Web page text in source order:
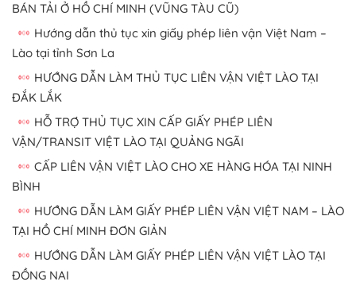
BÁN TẢI Ở HỒ CHÍ MINH (VŨNG TÀU CŨ)
Hướng dẫn thủ tục xin giấy phép liên vận Việt Nam –
Lào tại tỉnh Sơn La
HƯỚNG DẪN LÀM THỦ TỤC LIÊN VẬN VIỆT LÀO TẠI
ĐẮK LẮK
HỖ TRỢ THỦ TỤC XIN CẤP GIẤY PHÉP LIÊN
VẬN/TRANSIT VIỆT LÀO TẠI QUẢNG NGÃI
CẤP LIÊN VẬN VIỆT LÀO CHO XE HÀNG HÓA TẠI NINH
BÌNH
HƯỚNG DẪN LÀM GIẤY PHÉP LIÊN VẬN VIỆT NAM – LÀO
TẠI HỒ CHÍ MINH ĐƠN GIẢN
HƯỚNG DẪN LÀM GIẤY PHÉP LIÊN VẬN VIỆT LÀO TẠI
ĐỒNG NAI